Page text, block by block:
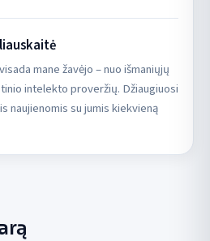
mane žavėjo – nuo išmaniųjų
intelekto proveržių. Džiaugiuosi
naujienomis su jumis kiekvieną